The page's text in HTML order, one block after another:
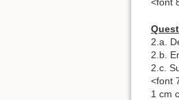
2.a.
2.b.
2.c.
<font
1 cm